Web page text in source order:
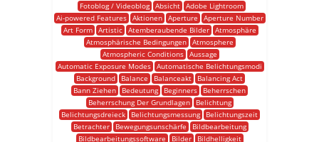
Fotoblog / Videoblog Absicht
Adobe Lightroom
Ai-powered Features
Aktionen Aperture
Aperture Number
Art Form
Artistic Atemberaubende Bilder
Atmosphäre
Atmosphärische Bedingungen
Atmosphere
Atmospheric Conditions
Aussage
Automatic Exposure Modes
Automatische Belichtungsmodi
Background
Balance Balanceakt
Balancing Act
Bann Ziehen
Bedeutung Beginners
Beherrschen
Beherrschung Der Grundlagen
Belichtung
Belichtungsdreieck
Belichtungsmessung
Belichtungszeit
Betrachter
Bewegungsunschärfe
Bildbearbeitung
Bildbearbeitungssoftware
Bilder Bildhelligkeit